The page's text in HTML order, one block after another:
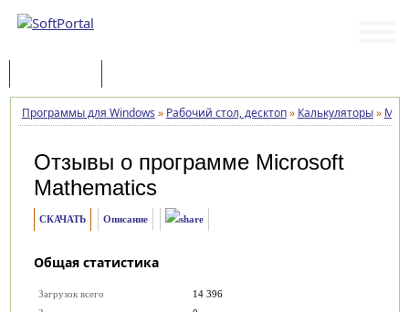
Программы для Windows » Рабочий стол, десктоп» Калькуляторы»
Отзывы о программе Microsoft
Mathematics
СКАЧАТЬ Описание
Общая статистика
Загрузок всего
14 396